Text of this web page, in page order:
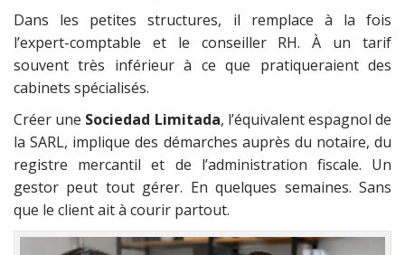
Dans les petites structures, il remplace à la fois
l’expert-comptable et le conseiller RH. À un tarif
souvent très inférieur à ce que pratiqueraient des
cabinets spécialisés.
Créer une Sociedad Limitada, l’équivalent espagnol de
la SARL, implique des démarches auprès du notaire, du
registre mercantil et de l’administration fiscale. Un
gestor peut tout gérer. En quelques semaines. Sans
que le client ait à courir partout.